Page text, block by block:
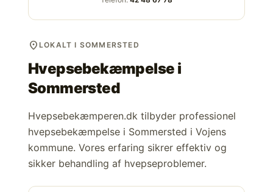
location_on LOKALT I SOMMERSTED
Hvepsebekæmpelse i
Sommersted
Hvepsebekæmperen.dk tilbyder professionel
hvepsebekæmpelse i Sommersted i Vojens
kommune. Vores erfaring sikrer effektiv og
sikker behandling af hvepseproblemer.